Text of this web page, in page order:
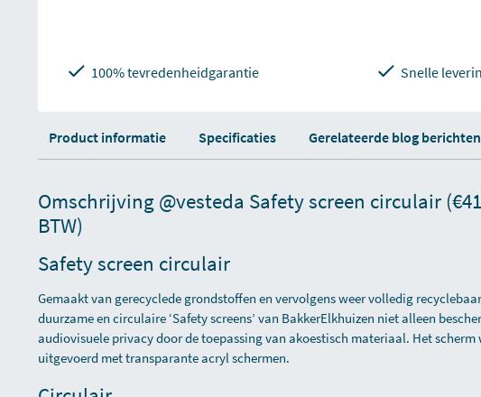
100% tevredenheidgarantie Snelle
Product informatie Specificaties Gerelateerde blog berichten
Omschrijving @vesteda Safety screen circulair
BTW)
Safety screen circulair
Gemaakt van gerecyclede grondstoffen en vervolgens weer volledig
duurzame en circulaire ‘Safety screens’ van BakkerElkhuizen niet alleen
audiovisuele privacy door de toepassing van akoestisch materiaal. Het
uitgevoerd met transparante acryl schermen.